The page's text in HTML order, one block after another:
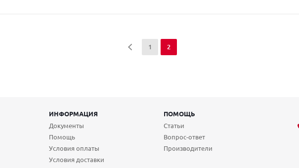
1
2
ИНФОРМАЦИЯ
ПОМОЩЬ
Документы
Помощь
Условия оплаты
Условия доставки
Статьи
Вопрос-ответ
Производители